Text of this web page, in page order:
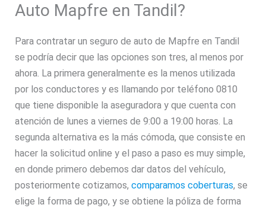
Auto Mapfre en Tandil?
Para contratar un seguro de auto de Mapfre en Tandil
se podría decir que las opciones son tres, al menos por
ahora. La primera generalmente es la menos utilizada
por los conductores y es llamando por teléfono 0810
que tiene disponible la aseguradora y que cuenta con
atención de lunes a viernes de 9:00 a 19:00 horas. La
segunda alternativa es la más cómoda, que consiste en
hacer la solicitud online y el paso a paso es muy simple,
en donde primero debemos dar datos del vehículo,
posteriormente cotizamos,comparamos coberturas, se
elige la forma de pago, y se obtiene la póliza de forma